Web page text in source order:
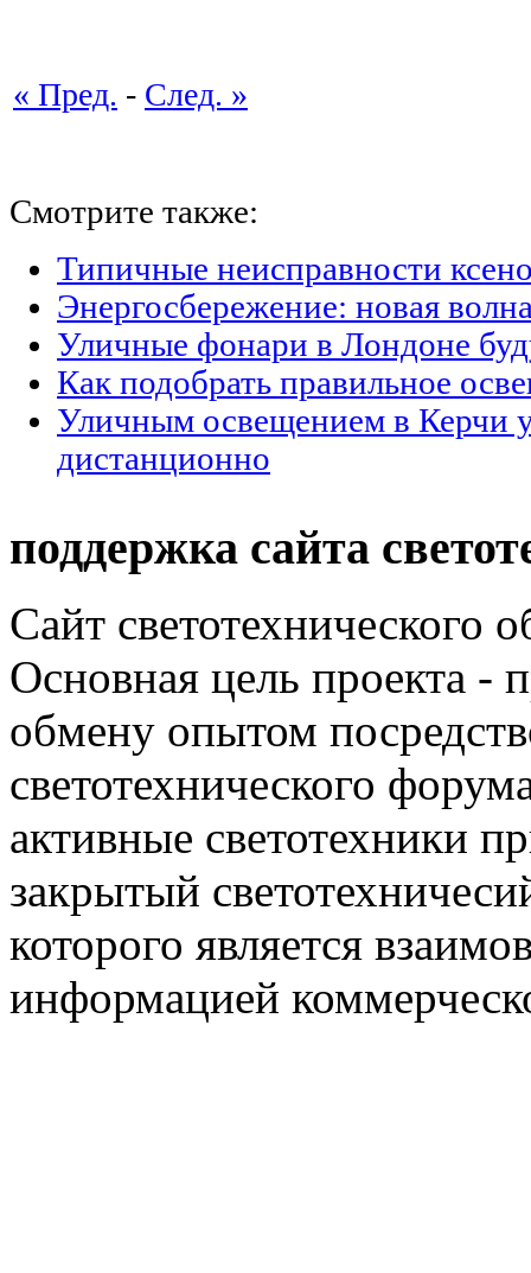
« Пред. - След. »
Смотрите также:
Типичные неисправности
Энергосбережение: новая
Уличные фонари в Лондоне
Как подобрать правильное
Уличным освещением в Керчи
дистанционно
поддержка сайта
Сайт светотехнического
Основная цель проекта -
обмену опытом
светотехнического
активные светотехники
закрытый
которого является
информацией